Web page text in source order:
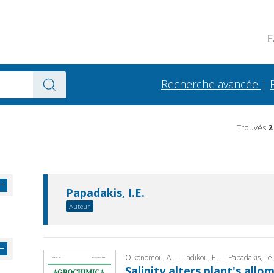
Recherche avancée |
Trouvés 2
Papadakis, I.E.
Auteur
Oikono­mou, A. | Ladikou, E. | Papadakis, I.e.